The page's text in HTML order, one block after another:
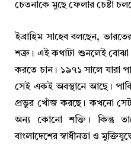
চেতনাকে মুছে ফেলার চেষ্টা
ইব্রাহিম সাহেব বলছেন,
শত্রু। এই কথাটা শুনলেই বোঝা
করতে চান। ১৯৭১ সালে যারা
সেই একই অবস্থানে আছে।
প্রভুর খোঁজ করছে। কখনো
অন্য কোনো শক্তি। কিন্তু
বাংলাদেশের স্বাধীনতা ও